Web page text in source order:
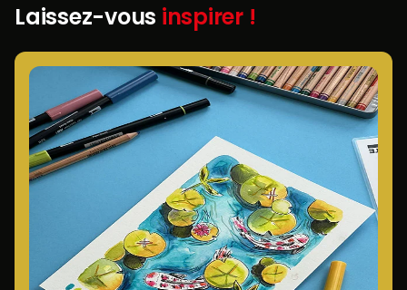
Laissez-vous inspirer !